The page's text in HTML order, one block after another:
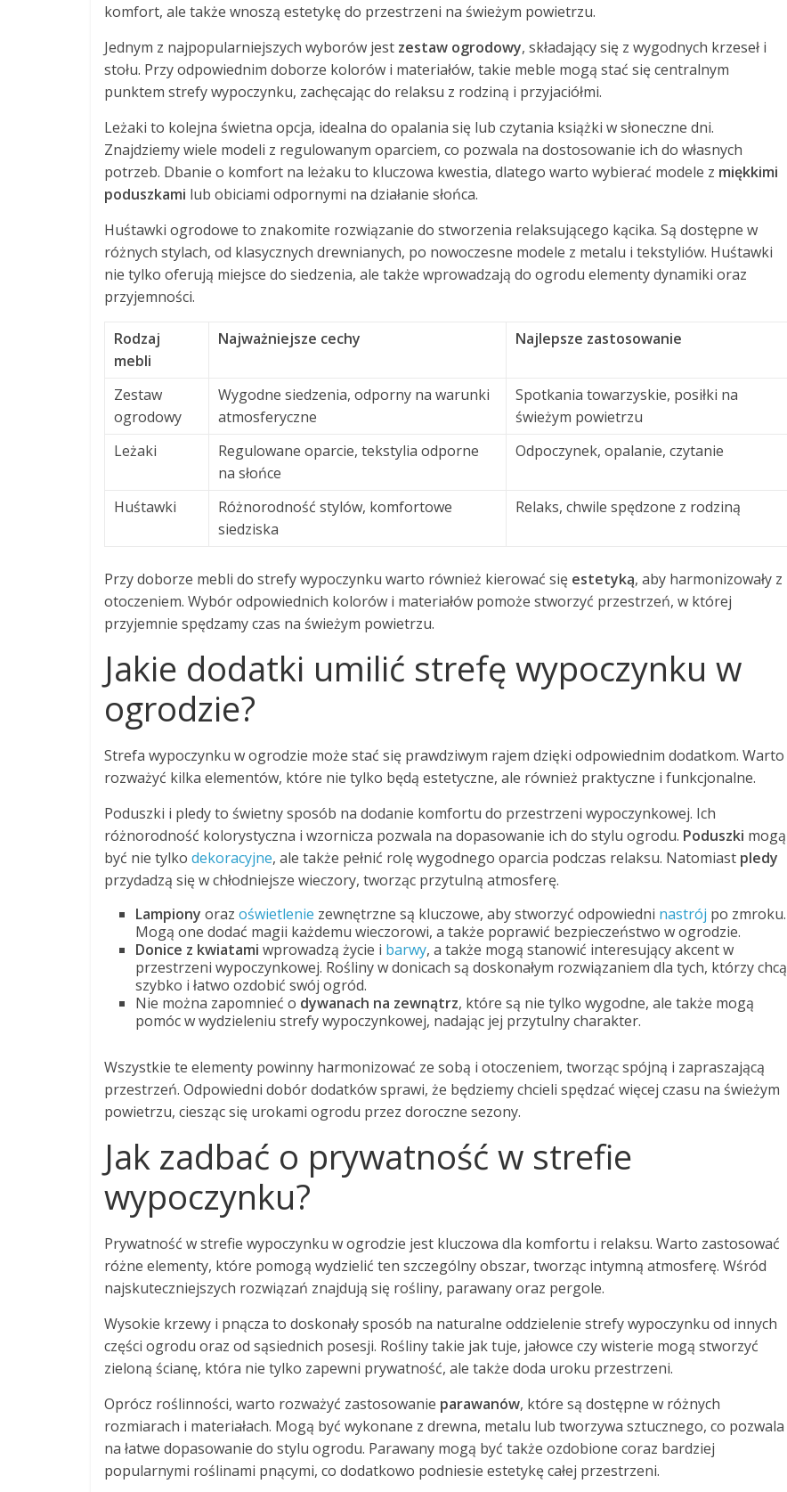
komfort, ale także wnoszą estetykę do przestrzeni na świeżym powietrzu.
Jednym z najpopularniejszych wyborów jest zestaw ogrodowy, składający się z wygodnych krzeseł i
stołu. Przy odpowiednim doborze kolorów i materiałów, takie meble mogą stać się centralnym
punktem strefy wypoczynku, zachęcając do relaksu z rodziną i przyjaciółmi.
Leżaki to kolejna świetna opcja, idealna do opalania się lub czytania książki w słoneczne dni.
Znajdziemy wiele modeli z regulowanym oparciem, co pozwala na dostosowanie ich do własnych
potrzeb. Dbanie o komfort na leżaku to kluczowa kwestia, dlatego warto wybierać modele z miękkimi
poduszkami lub obiciami odpornymi na działanie słońca.
Huśtawki ogrodowe to znakomite rozwiązanie do stworzenia relaksującego kącika. Są dostępne w
różnych stylach, od klasycznych drewnianych, po nowoczesne modele z metalu i tekstyliów. Huśtawki
nie tylko oferują miejsce do siedzenia, ale także wprowadzają do ogrodu elementy dynamiki oraz
przyjemności.
Rodzaj
mebli
Najważniejsze cechy Najlepsze zastosowanie
Zestaw
ogrodowy
Wygodne siedzenia, odporny na warunki
atmosferyczne
Spotkania towarzyskie, posiłki na
świeżym powietrzu
Leżaki
Regulowane oparcie, tekstylia odporne
na słońce
Odpoczynek, opalanie, czytanie
Huśtawki
Różnorodność stylów, komfortowe
siedziska
Relaks, chwile spędzone z rodziną
Przy doborze mebli do strefy wypoczynku warto również kierować się estetyką, aby harmonizowały z
otoczeniem. Wybór odpowiednich kolorów i materiałów pomoże stworzyć przestrzeń, w której
przyjemnie spędzamy czas na świeżym powietrzu.
Jakie dodatki umilić strefę wypoczynku w
ogrodzie?
Strefa wypoczynku w ogrodzie może stać się prawdziwym rajem dzięki odpowiednim dodatkom. Warto
rozważyć kilka elementów, które nie tylko będą estetyczne, ale również praktyczne i funkcjonalne.
Poduszki i pledy to świetny sposób na dodanie komfortu do przestrzeni wypoczynkowej. Ich
różnorodność kolorystyczna i wzornicza pozwala na dopasowanie ich do stylu ogrodu. Poduszki mogą
być nie tylko dekoracyjne, ale także pełnić rolę wygodnego oparcia podczas relaksu. Natomiast pledy
przydadzą się w chłodniejsze wieczory, tworząc przytulną atmosferę.
Lampiony oraz oświetlenie zewnętrzne są kluczowe, aby stworzyć odpowiedni nastrój po zmroku.
Mogą one dodać magii każdemu wieczorowi, a także poprawić bezpieczeństwo w ogrodzie.
Donice z kwiatami wprowadzą życie i barwy, a także mogą stanowić interesujący akcent w
przestrzeni wypoczynkowej. Rośliny w donicach są doskonałym rozwiązaniem dla tych, którzy chcą
szybko i łatwo ozdobić swój ogród.
Nie można zapomnieć o dywanach na zewnątrz, które są nie tylko wygodne, ale także mogą
pomóc w wydzieleniu strefy wypoczynkowej, nadając jej przytulny charakter.
Wszystkie te elementy powinny harmonizować ze sobą i otoczeniem, tworząc spójną i zapraszającą
przestrzeń. Odpowiedni dobór dodatków sprawi, że będziemy chcieli spędzać więcej czasu na świeżym
powietrzu, ciesząc się urokami ogrodu przez doroczne sezony.
Jak zadbać o prywatność w strefie
wypoczynku?
Prywatność w strefie wypoczynku w ogrodzie jest kluczowa dla komfortu i relaksu. Warto zastosować
różne elementy, które pomogą wydzielić ten szczególny obszar, tworząc intymną atmosferę. Wśród
najskuteczniejszych rozwiązań znajdują się rośliny, parawany oraz pergole.
Wysokie krzewy i pnącza to doskonały sposób na naturalne oddzielenie strefy wypoczynku od innych
części ogrodu oraz od sąsiednich posesji. Rośliny takie jak tuje, jałowce czy wisterie mogą stworzyć
zieloną ścianę, która nie tylko zapewni prywatność, ale także doda uroku przestrzeni.
Oprócz roślinności, warto rozważyć zastosowanie parawanów, które są dostępne w różnych
rozmiarach i materiałach. Mogą być wykonane z drewna, metalu lub tworzywa sztucznego, co pozwala
na łatwe dopasowanie do stylu ogrodu. Parawany mogą być także ozdobione coraz bardziej
popularnymi roślinami pnącymi, co dodatkowo podniesie estetykę całej przestrzeni.